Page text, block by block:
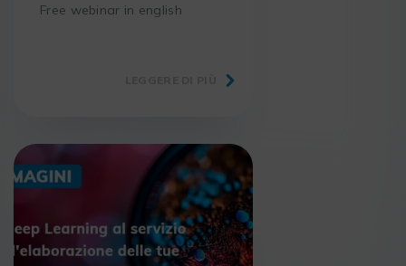
Free webinar in english